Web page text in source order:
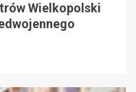
Wielkopolski